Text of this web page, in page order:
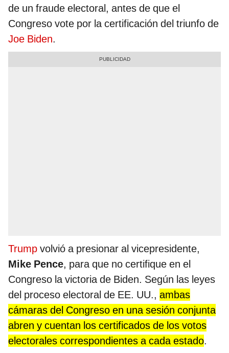
de un fraude electoral, antes de que el
Congreso vote por la certificación del triunfo de
Joe Biden.
Trump volvió a presionar al vicepresidente,
Mike Pence, para que no certifique en el
Congreso la victoria de Biden. Según las leyes
del proceso electoral de EE. UU., ambas
cámaras del Congreso en una sesión conjunta
abren y cuentan los certificados de los votos
electorales correspondientes a cada estado.